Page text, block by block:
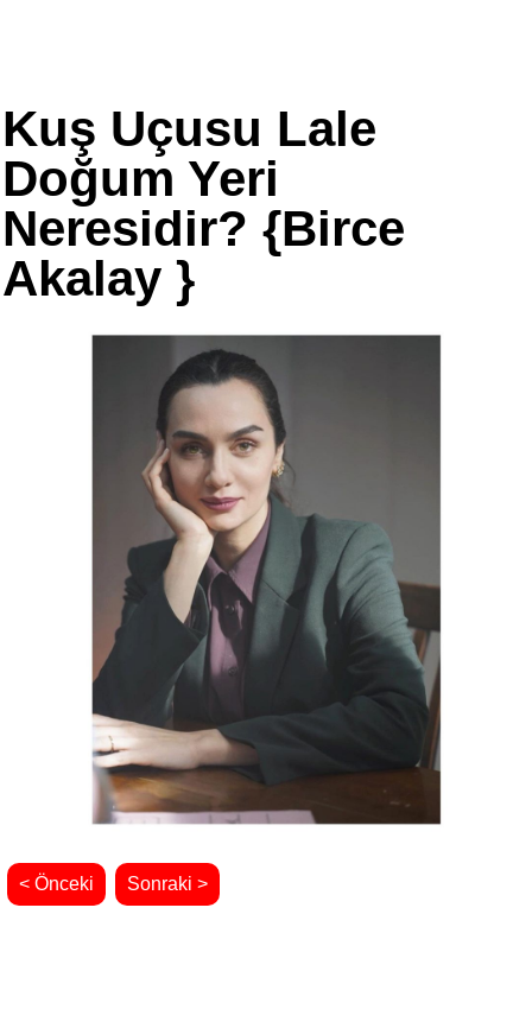
Kuş Uçusu Lale
Doğum Yeri
Neresidir? {Birce
Akalay }
< Önceki Sonraki >